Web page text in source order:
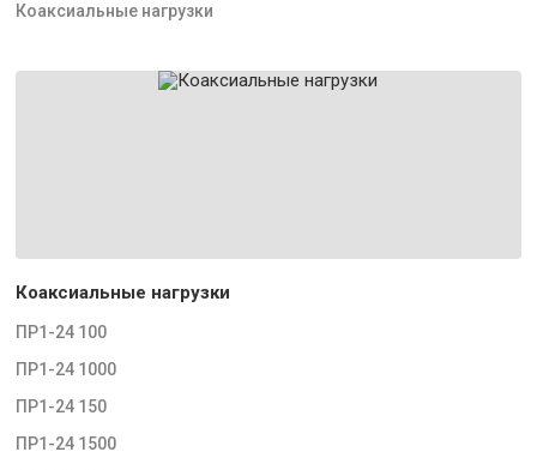
Коаксиальные нагрузки
Коаксиальные нагрузки
ПР1-24 100
ПР1-24 1000
ПР1-24 150
ПР1-24 1500